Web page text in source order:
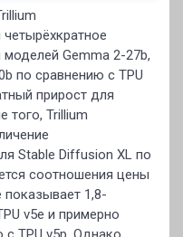
моделей Gemma 2-27b,
по сравнению с TPU
прирост для
того, Trillium
Stable Diffusion XL по
соотношения цены
показывает 1,8-
v5e и примерно